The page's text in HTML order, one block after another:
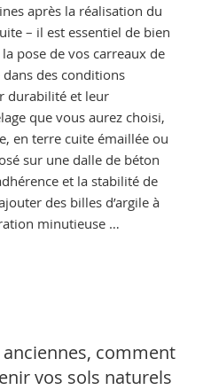
après la réalisation du
– il est essentiel de bien
pose de vos carreaux de
des conditions
durabilité et leur
que vous aurez choisi,
en terre cuite émaillée ou
sur une dalle de béton
et la stabilité de
des billes d’argile à
minutieuse …
comment
vos sols naturels